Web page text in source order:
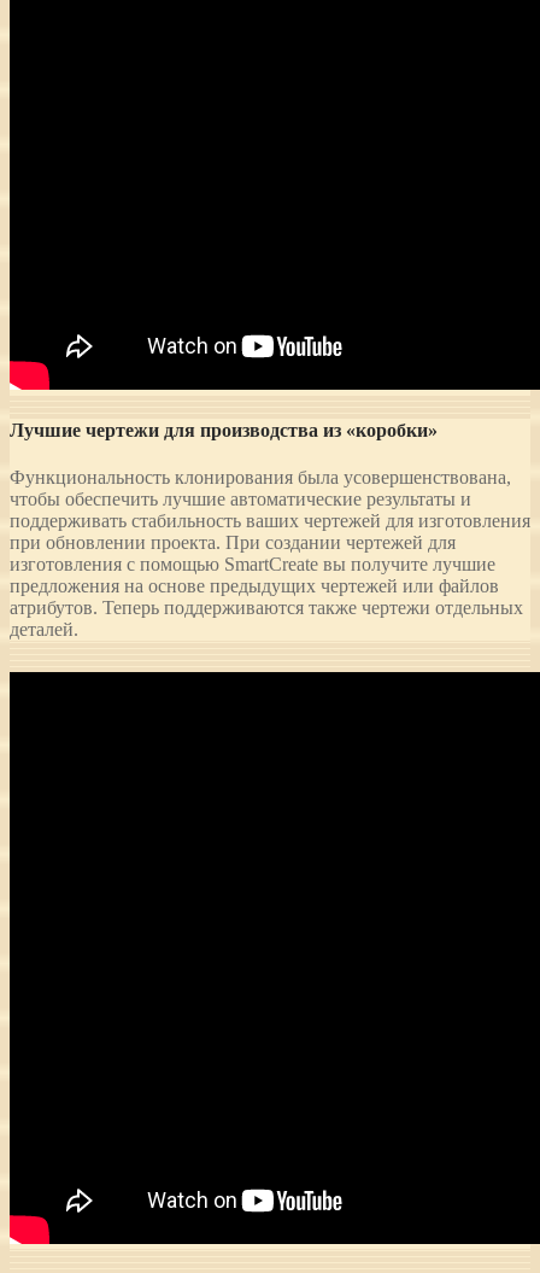
Лучшие чертежи для производства из «коробки»
Функциональность клонирования была усовершенствована,
чтобы обеспечить лучшие автоматические результаты и
поддерживать стабильность ваших чертежей для изготовления
при обновлении проекта. При создании чертежей для
изготовления с помощью SmartCreate вы получите лучшие
предложения на основе предыдущих чертежей или файлов
атрибутов. Теперь поддерживаются также чертежи отдельных
деталей.